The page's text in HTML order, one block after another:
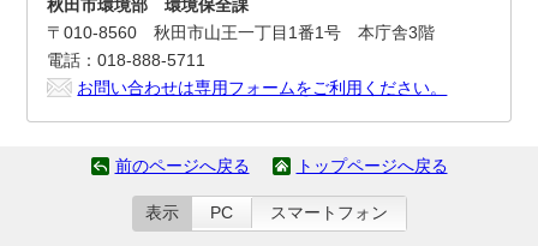
秋田市環境部 環境保全課
〒010-8560 秋田市山王一丁目1番1号 本庁舎3階
電話：018-888-5711
お問い合わせは専用フォームをご利用ください。
前のページへ戻る トップページへ戻る
表示 PC スマートフォン